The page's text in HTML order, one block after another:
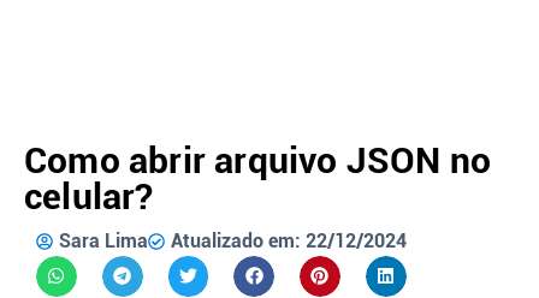
Como abrir arquivo JSON no
celular?
Sara Lima Atualizado em: 22/12/2024